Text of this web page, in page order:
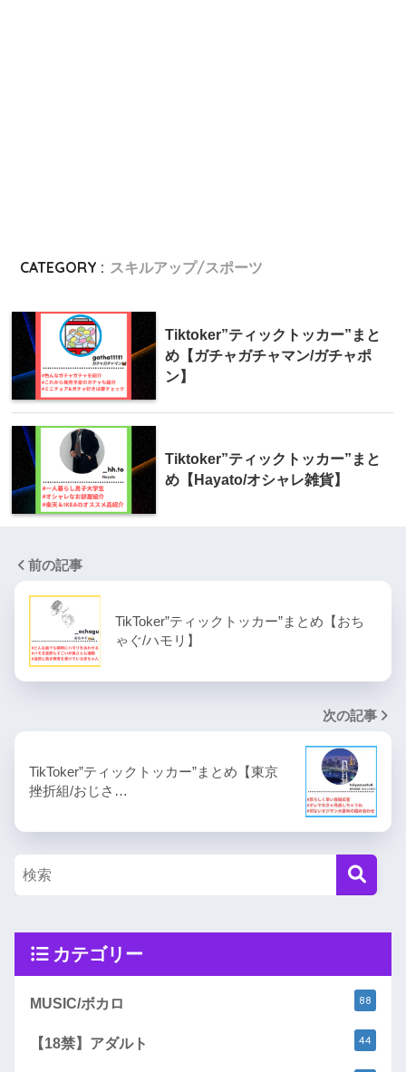
CATEGORY : スキルアップ/スポーツ
Tiktoker”ティックトッカー”まと
め【ガチャガチャマン/ガチャポ
ン】
Tiktoker”ティックトッカー”まと
め【Hayato/オシャレ雑貨】
前の記事
TikToker”ティックトッカー”まとめ【おち
ゃぐ/ハモリ】
次の記事
TikToker”ティックトッカー”まとめ【東京
挫折組/おじさ…
カテゴリー
MUSIC/ボカロ 88
【18禁】アダルト 44